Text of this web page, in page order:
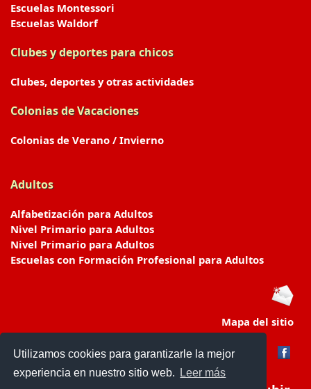
Utilizamos cookies para garantizarle la mejor
experiencia en nuestro sitio web.
Leer más
Escuelas Montessori
Escuelas Waldorf
Clubes y deportes para chicos
Clubes, deportes y otras actividades
Colonias de Vacaciones
Colonias de Verano / Invierno
Adultos
Alfabetización para Adultos
Nivel Primario para Adultos
Nivel Primario para Adultos
Escuelas con Formación Profesional para Adultos
Mapa del sitio